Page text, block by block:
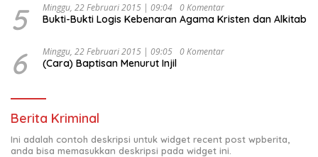
5 Minggu, 22 Februari 2015 | 09:04 0 Komentar
Bukti-Bukti Logis Kebenaran Agama Kristen dan Alkitab
6 Minggu, 22 Februari 2015 | 09:05 0 Komentar
(Cara) Baptisan Menurut Injil
Berita Kriminal
Ini adalah contoh deskripsi untuk widget recent post wpberita,
anda bisa memasukkan deskripsi pada widget ini.